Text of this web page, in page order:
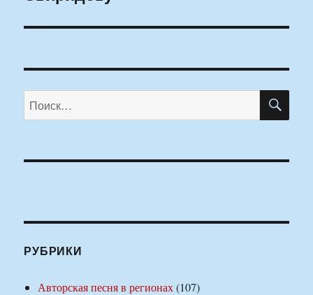
Искать:
РУБРИКИ
Авторская песня в регионах(107)